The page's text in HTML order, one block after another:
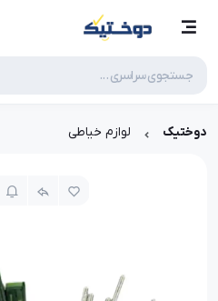
دوختیک لوازم خیاطی